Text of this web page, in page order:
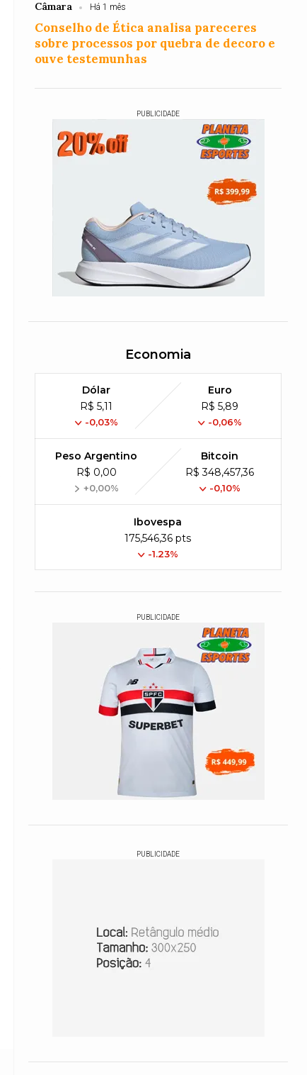
Câmara Há 1 mês
Conselho de Ética analisa pareceres
sobre processos por quebra de decoro e
ouve testemunhas
PUBLICIDADE
Economia
Dólar
R$ 5,11
-0,03%
Euro
R$ 5,89
-0,06%
Peso Argentino
R$ 0,00
+0,00%
Bitcoin
R$ 348,457,36
-0,10%
Ibovespa
175,546,36 pts
-1.23%
PUBLICIDADE
PUBLICIDADE